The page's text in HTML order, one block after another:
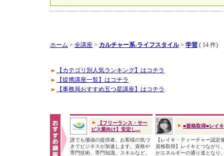
ホーム > 全講座 > カルチャー系-ライフスタイル> 学習 ( 14 件)
【カテゴリ別人気ランキング】はコチラ
【提携講座一覧】はコチラ
【事務局おすすめ五つ星講座】はコチラ
【フリーランス・サー
ビス業向け】安定し...
誰でも価値の提供者。お客様の気づ
きでビジネスが加速します。資格や
専門技術、専門知識、スキルなど、
■資格取得■レイ
【レイキ・ティーチャー認定
資格取得】レイキとつながり
がエネルギーの通り道となり